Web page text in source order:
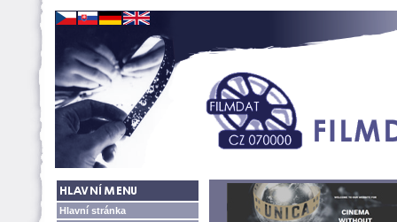
Hlavní stránka